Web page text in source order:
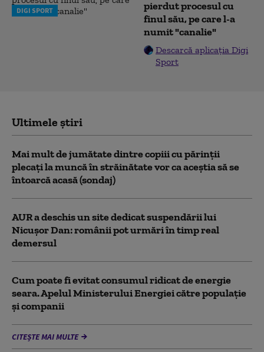
DIGI SPORT
pierdut procesul cu
finul său, pe care l-a
numit "canalie"
Descarcă aplicația Digi
Sport
Ultimele știri
Mai mult de jumătate dintre copiii cu părinții
plecați la muncă în străinătate vor ca aceștia să se
întoarcă acasă (sondaj)
AUR a deschis un site dedicat suspendării lui
Nicușor Dan: românii pot urmări în timp real
demersul
Cum poate fi evitat consumul ridicat de energie
seara. Apelul Ministerului Energiei către populație
și companii
CITEȘTE MAI MULTE